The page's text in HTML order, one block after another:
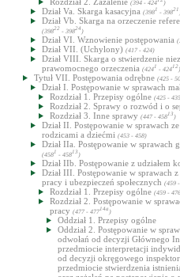
(394 - 424 )
Dział Va. Skarga kasacyjna (3981 - 39821
Dział Vb. Skarga na orzeczenie
(39822 - 39824 )
Dział VI. Wznowienie postępowania
Dział VII. (Uchylony) (417 - 424)
Dział VIII. Skarga o stwierdzenie
prawomocnego orzeczenia (4241 - 42412)
Tytuł VII. Postępowania odrębne (425 -
Dział I. Postępowanie w sprawach
Rozdział 1. Przepisy ogólne (425 -
Rozdział 2. Sprawy o rozwód i o
Rozdział 3. Inne sprawy (447 - 45813)
Dział II. Postępowanie w sprawach
rodzicami a dziećmi (453 - 458)
Dział IIa. Postępowanie w sprawach
(4581 - 45813)
Dział IIb. Postępowanie z udziałem
Dział III. Postępowanie w sprawach z
pracy i ubezpieczeń społecznych (459
Rozdział 1. Przepisy ogólne (459 -
Rozdział 2. Postępowanie w
pracy (477 - 47714a )
Oddział 1. Przepisy ogólne
Oddział 2. Postępowanie w
odwołań od decyzji Głównego
przedmiocie interpretacji
od decyzji okręgowego
przedmiocie stwierdzenia